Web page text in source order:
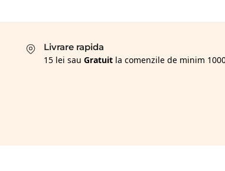
Livrare rapida
15 lei sau Gratuitla comenzile de minim